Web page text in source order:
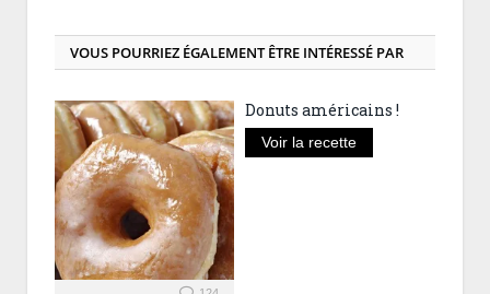
VOUS POURRIEZ ÉGALEMENT ÊTRE INTÉRESSÉ PAR
Donuts américains !
Voir la recette